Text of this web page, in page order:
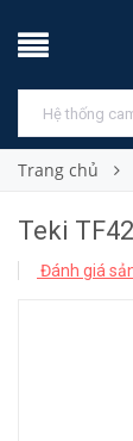
Trang chủ
Teki
Đánh giá